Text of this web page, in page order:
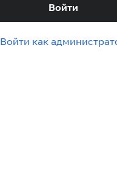
Войти
Войти как